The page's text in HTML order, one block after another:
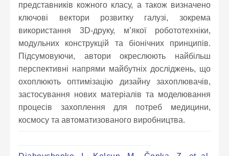
представників кожного класу, а також визначено
ключові вектори розвитку галузі, зокрема
використання 3D-друку, м’якої робототехніки,
модульних конструкцій та біонічних принципів.
Підсумовуючи, автори окреслюють найбільш
перспективні напрями майбутніх досліджень, що
охоплюють оптимізацію дизайну захоплювачів,
застосування нових матеріалів та моделювання
процесів захоплення для потреб медицини,
космосу та автоматизованого виробництва.